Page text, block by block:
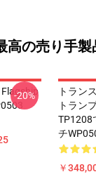
高の売り手製
-20%
トラン
トラン
TP1208
チ
￥